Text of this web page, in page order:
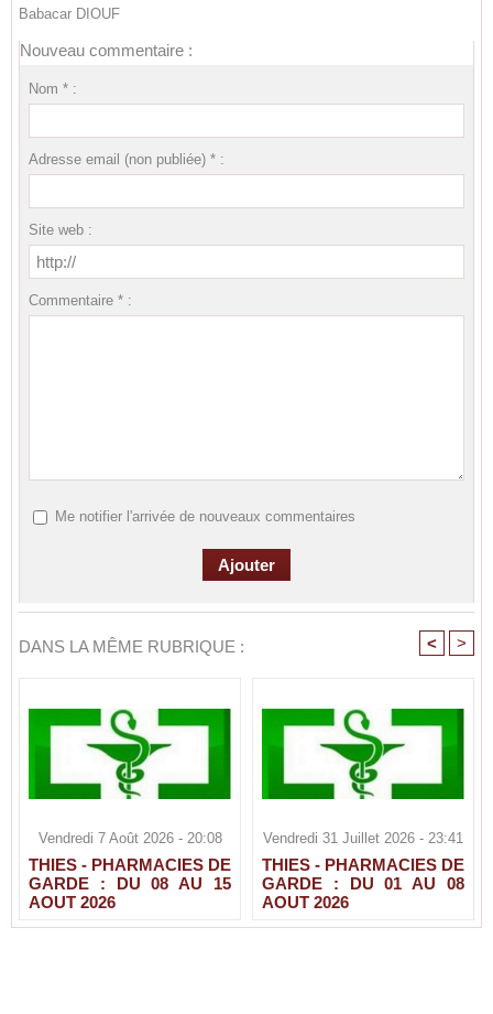
Babacar DIOUF
Nouveau commentaire :
Nom * :
Adresse email (non publiée) * :
Site web :
Commentaire * :
Me notifier l'arrivée de nouveaux commentaires
DANS LA MÊME RUBRIQUE : < >
Vendredi 7 Août 2026 - 20:08
THIES - PHARMACIES DE
GARDE : DU 08 AU 15
AOUT 2026
Vendredi 31 Juillet 2026 - 23:41
THIES - PHARMACIES DE
GARDE : DU 01 AU 08
AOUT 2026